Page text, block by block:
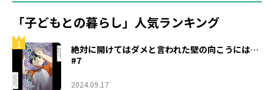
「子どもとの暮らし」人気ランキング
1
絶対に開けてはダメと言われた壁の向こうには…
#7
2024.09.17